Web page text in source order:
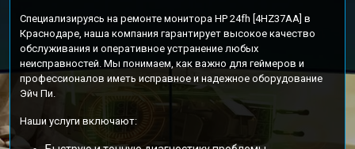
Специализируясь на ремонте монитора HP 24fh [4HZ37AA] в
Краснодаре, наша компания гарантирует высокое качество
обслуживания и оперативное устранение любых
неисправностей. Мы понимаем, как важно для геймеров и
профессионалов иметь исправное и надежное оборудование
Эйч Пи.
Наши услуги включают: